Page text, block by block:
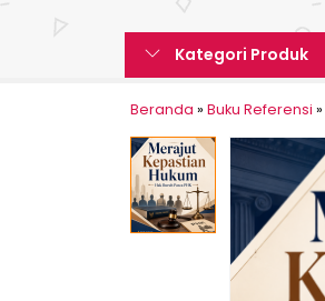
Kategori Produk
Beranda » Buku Referensi »